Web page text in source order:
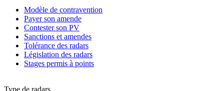
Modèle de contravention
Payer son amende
Contester son PV
Sanctions et amendes
Tolérance des radars
Législation des radars
Stages permis à points
Type de radars